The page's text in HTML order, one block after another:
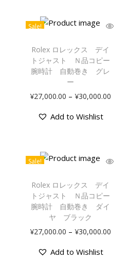
Sale!
Rolex ロレックス デイ
トジャスト Ｎ品コピー
腕時計 自動巻き グレ
ー
¥27,000.00 – ¥30,000.00
Add to Wishlist
Sale!
Rolex ロレックス デイ
トジャスト Ｎ品コピー
腕時計 自動巻き ダイ
ヤ ブラック
¥27,000.00 – ¥30,000.00
Add to Wishlist